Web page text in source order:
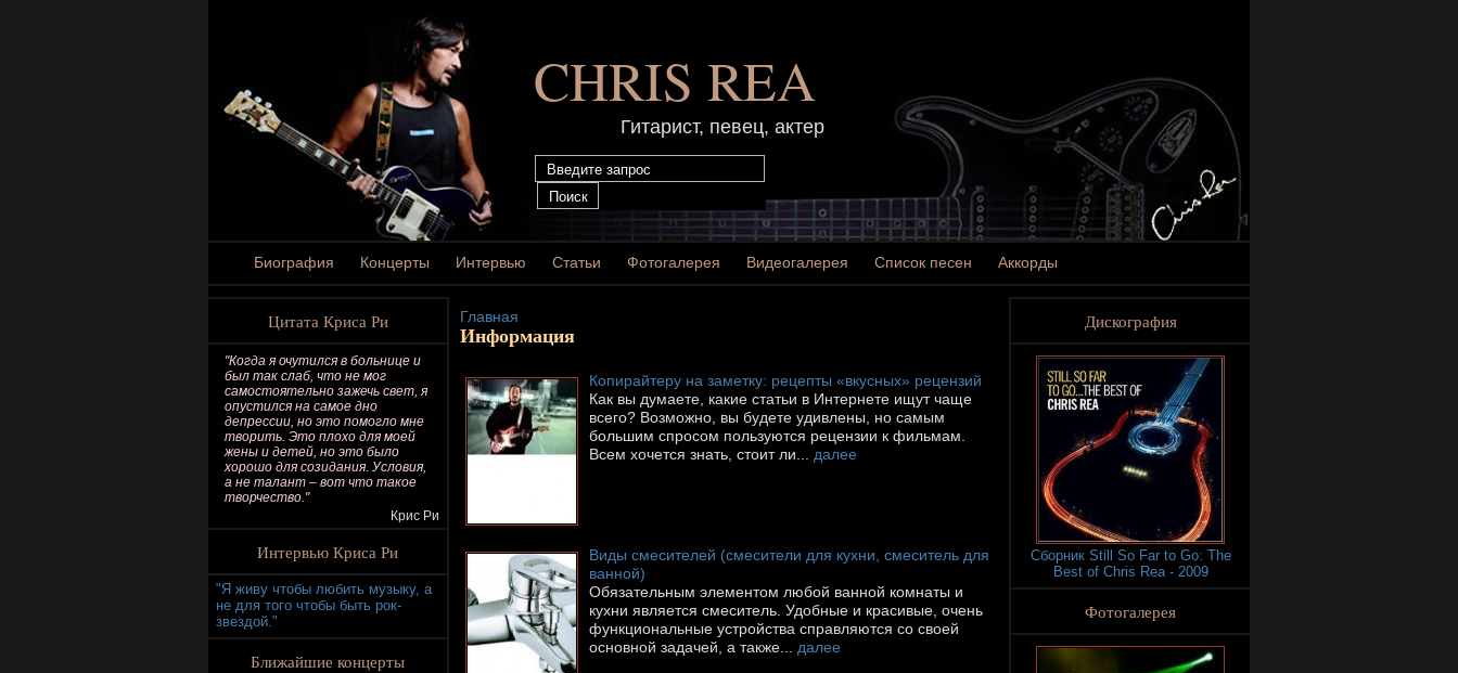
CHRIS REA
Гитарист, певец, актер
Биография Концерты Интервью Статьи Фотогалерея Видеогалерея Список песен Аккорды
Цитата Криса Ри
"Когда я очутился в больнице и
был так слаб, что не мог
самостоятельно зажечь свет, я
опустился на самое дно
депрессии, но это помогло мне
творить. Это плохо для моей
жены и детей, но это было
хорошо для созидания. Условия,
а не талант – вот что такое
творчество."
Крис Ри
Интервью Криса Ри
"Я живу чтобы любить музыку, а
не для того чтобы быть рок-
звездой."
Ближайшие концерты
Главная
Информация
Копирайтеру на заметку: рецепты «вкусных» рецензий
Как вы думаете, какие статьи в Интернете ищут чаще
всего? Возможно, вы будете удивлены, но самым
большим спросом пользуются рецензии к фильмам.
Всем хочется знать, стоит ли...
далее
Виды смесителей (смесители для кухни, смеситель для
ванной)
Обязательным элементом любой ванной комнаты и
кухни является смеситель. Удобные и красивые, очень
функциональные устройства справляются со своей
основной задачей, а также...
далее
Дискография
Сборник Still So Far to Go: The
Best of Chris Rea - 2009
Фотогалерея